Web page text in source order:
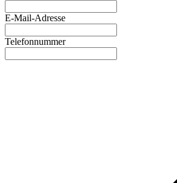
E-Mail-Adresse
Telefonnummer